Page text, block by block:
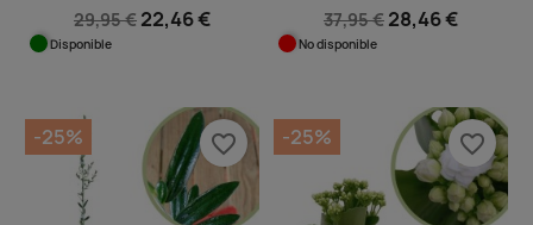
29,95 € 22,46 €
Disponible
37,95 € 28,46 €
No disponible
-25% favorite_border -25% favorite_border